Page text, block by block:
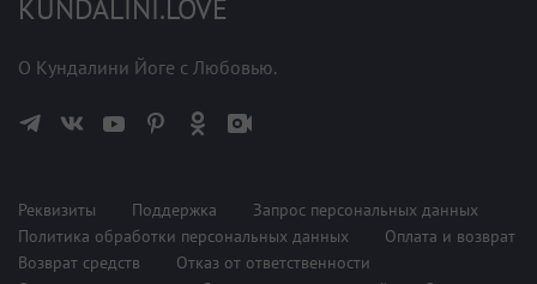
KUNDALINI.LOVE
О Кундалини Йоге с Любовью.
Реквизиты Поддержка
Запрос персональных данных
Политика обработки персональных данных
Оплата и возврат
Возврат средств
Отказ от ответственности